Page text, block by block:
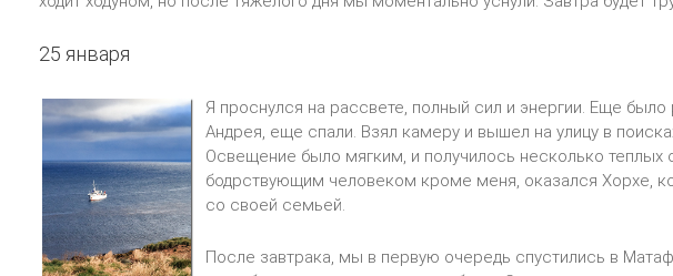
25 января
Я проснулся на рассвете, полный сил и энергии. Еще
Андрея, еще спали. Взял камеру и вышел на улицу в
Освещение было мягким, и получилось несколько теплых
бодрствующим человеком кроме меня, оказался Хорхе,
со своей семьей.
После завтрака, мы в первую очередь спустились в